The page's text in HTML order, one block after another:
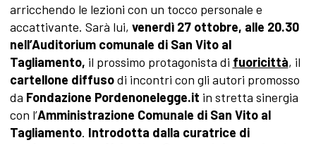
arricchendo le lezioni con un tocco personale e
accattivante. Sarà lui, venerdì 27 ottobre, alle 20.30
nell’Auditorium comunale di San Vito al
Tagliamento, il prossimo protagonista di fuoricittà, il
cartellone diffusodi incontri con gli autori promosso
da Fondazione Pordenonelegge.it in stretta sinergia
con l’Amministrazione Comunale di San Vito al
Tagliamento. Introdotta dalla curatrice di